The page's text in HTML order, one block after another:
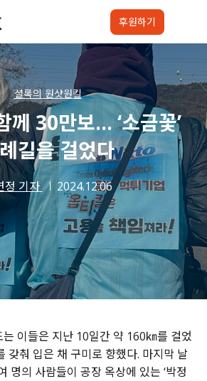
젝트 셜록클럽 후원하기
후원하기
셜록의 원샷원킬
께 30만보… ‘소금꽃’
길을 걸었다
정 기자 2024.12.06
이들은 지난 10일간 약 160㎞를 걸었
갖춰 입은 채 구미로 향했다. 마지막 날
명의 사람들이 공장 옥상에 있는 ‘박정